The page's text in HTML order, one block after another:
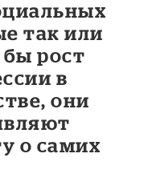
так или
рост
в
они
о самих